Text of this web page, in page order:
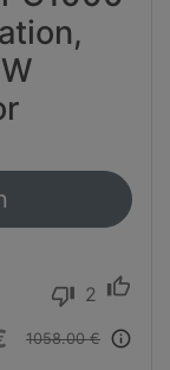
thumb_down 2 thumb_up
1058.00 € info_outline